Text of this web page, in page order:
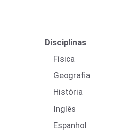
Disciplinas
Física
Geografia
História
Inglês
Espanhol